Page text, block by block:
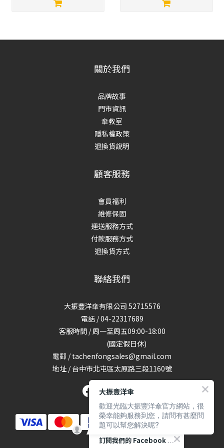
關於我們
品牌故事
門市資訊
傘教室
隱私權政策
退換貨說明
顧客服務
會員福利
維修保固
運送服務方式
付款服務方式
退換貨方式
聯絡我們
大振豐洋傘有限公司 52715576
電話 / 04-22317689
客服時間 / 周一至周五09:00-18:00
(國定假日休)
電郵 / tachenfongsales@gmail.com
地址 / 台中市北屯區太原路三段1160號
訂閱我們的 Facebook 專頁
大振豐洋傘
歡迎光臨大振豐洋傘官方網站，很
榮幸能夠服務到您，請問有甚麼問
題可以幫您解決呢?